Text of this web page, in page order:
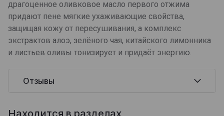
драгоценное оливковое масло первого отжима
придают пене мягкие ухаживающие свойства,
защищая кожу от пересушивания, а комплекс
экстрактов алоэ, зелёного чая, китайского лимонника
и листьев оливы тонизирует и придаёт энергию.
Отзывы
Находится в разделах